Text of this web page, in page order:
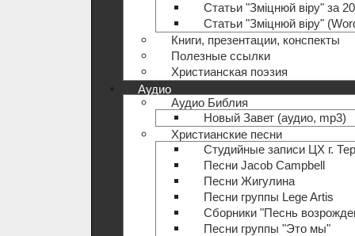
Статьи "Зміцнюй віру" за
Статьи "Зміцнюй віру"
Книги, презентации, конспекты
Полезные ccылки
Христианская поэзия
Аудио
Аудио Библия
Новый Завет (аудио, mp3)
Христианские песни
Студийные записи ЦХ г.
Песни Jacob Campbell
Песни Жигулина
Песни группы Lege Artis
Сборники "Песнь
Песни группы "Это мы"